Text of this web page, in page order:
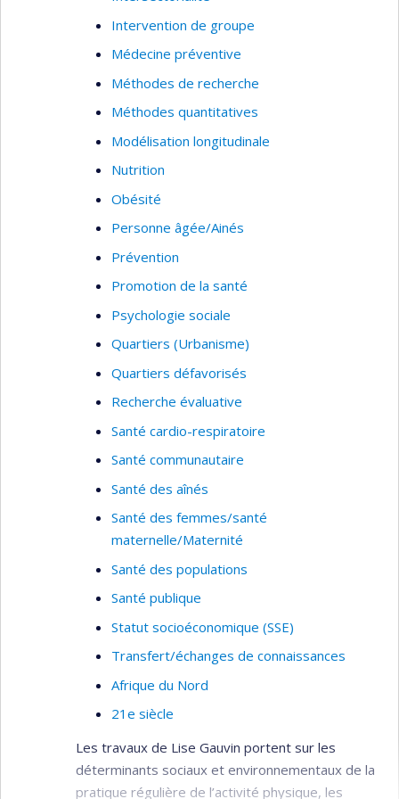
Intervention de groupe
Médecine préventive
Méthodes de recherche
Méthodes quantitatives
Modélisation longitudinale
Nutrition
Obésité
Personne âgée/Ainés
Prévention
Promotion de la santé
Psychologie sociale
Quartiers (Urbanisme)
Quartiers défavorisés
Recherche évaluative
Santé cardio-respiratoire
Santé communautaire
Santé des aînés
Santé des femmes/santé
maternelle/Maternité
Santé des populations
Santé publique
Statut socioéconomique (SSE)
Transfert/échanges de connaissances
Afrique du Nord
21e siècle
Les travaux de Lise Gauvin portent sur les
déterminants sociaux et environnementaux de la
pratique régulière de l’activité physique, les